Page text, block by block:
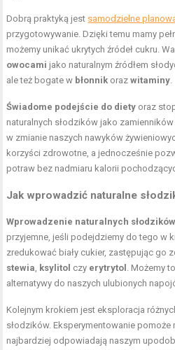
Dobrą praktyką jest samodzielne
przygotowywanie. Dzięki temu mamy
możemy unikać ukrytych źródeł cukru.
owocami jako naturalnym źródłem
ale też bogate w błonnik orazwitaminy.
Świadome podejście do diety oraz
naturalnych słodzików jako
w zmianie naszych nawyków
korzyści zdrowotne, a jednocześnie
potraw bez nadmiaru kalorii
Jak wprowadzić naturalne
Wprowadzenie naturalnych słodzików
przyjemne, jeśli podejdziemy do tego w
zredukować biały cukier, zastępując go
stewia, ksylitol czy erytrytol . Możemy
alternatywy do naszych ulubionych
Kolejnym krokiem jest eksploracja
słodzików. Eksperymentowanie
najbardziej odpowiadają naszym